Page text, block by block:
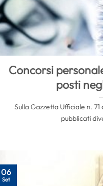
Concorsi
posti
Sulla Gazzetta Ufficiale n.
pubblicati
06
Set